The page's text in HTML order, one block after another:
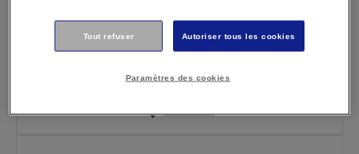
T54C Magenta SURELAB SL-D500
En savoir plus
Tout refuser Autoriser tous les cookies
Paramètres des cookies